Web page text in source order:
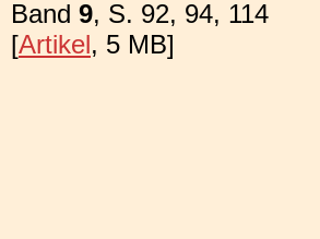
Band 9, S. 92, 94, 114
[Artikel, 5 MB]